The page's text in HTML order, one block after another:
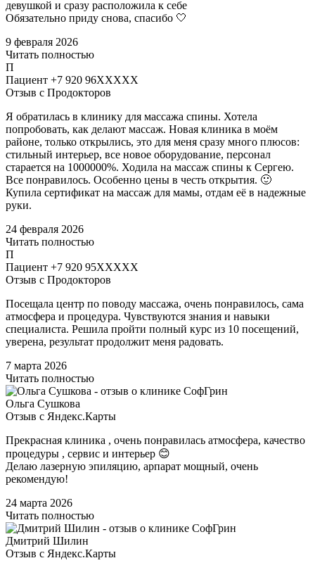
девушкой и сразу расположила к себе
Обязательно приду снова, спасибо 🤍
9 февраля 2026
Читать полностью
П
Пациент +7 920 96XXXXX
Отзыв с Продокторов
Я обратилась в клинику для массажа спины​. Хотела
попробовать, как делают массаж​. Новая клиника в моём
районе, только открылись, это для меня сразу много плюсов:
стильный интерьер, все новое оборудование, персонал
старается на 1000000%. Ходила на массаж спины к Сергею.
Все понравилось. Особенно цены в честь открытия. 🙂
Купила сертификат на массаж​ для мамы, отдам её в надежные
руки.
24 февраля 2026
Читать полностью
П
Пациент +7 920 95XXXXX
Отзыв с Продокторов
Посещала центр по поводу массажа​, очень понравилось, сама
атмосфера и процедура. Чувствуются знания и навыки
специалиста. Решила пройти полный курс из 10 посещений,
уверена, результат продолжит меня радовать.
7 марта 2026
Читать полностью
Ольга Сушкова
Отзыв с Яндекс.Карты
Прекрасная клиника , очень понравилась атмосфера, качество
процедуры , сервис и интерьер 😊
Делаю лазерную эпиляцию, арпарат мощный, очень
рекомендую!
24 марта 2026
Читать полностью
Дмитрий Шилин
Отзыв с Яндекс.Карты